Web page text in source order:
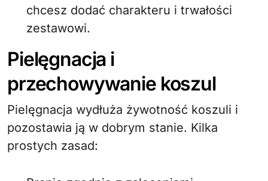
chcesz dodać charakteru i trwałości
zestawowi.
Pielęgnacja i
przechowywanie koszul
Pielęgnacja wydłuża żywotność koszuli i
pozostawia ją w dobrym stanie. Kilka
prostych zasad: